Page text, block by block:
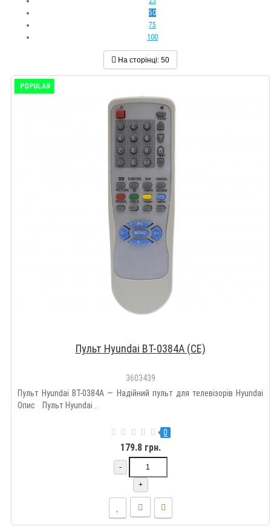
50
75
100
На сторінці: 50
POPULAR
Пульт Hyundai BT-0384A (CE)
3603439
Пульт Hyundai BT-0384A — Надійний пульт для телевізорів Hyundai
Опис Пульт Hyundai ..
0
179.8 грн.
-
+